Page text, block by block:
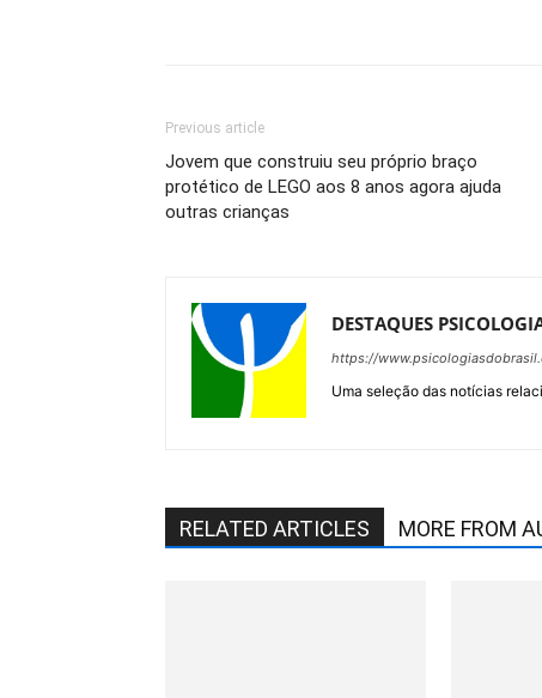
Previous article
Jovem que construiu seu próprio braço
protético de LEGO aos 8 anos agora ajuda
outras crianças
DESTAQUES
https://
Uma seleção das notícias
RELATED ARTICLES MORE FROM